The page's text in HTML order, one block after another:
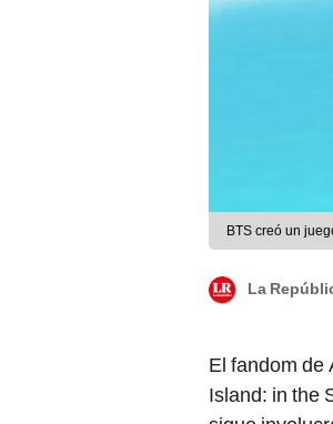
BTS creó un
La
El fandom de
Island: in the